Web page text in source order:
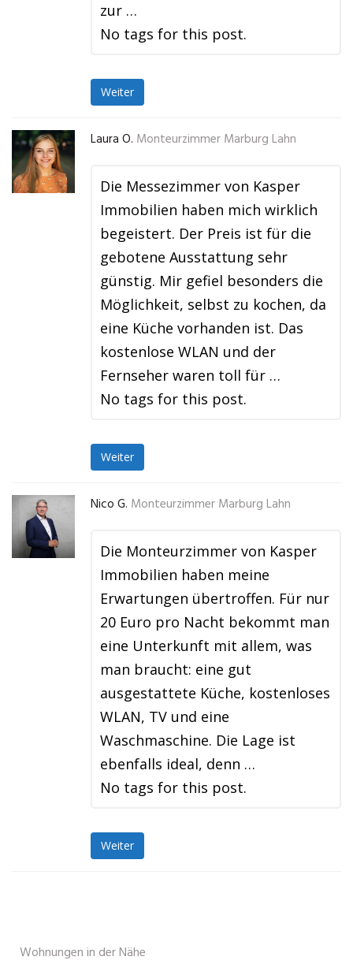
zur …
No tags for this post.
Weiter
Laura O. Monteurzimmer Marburg Lahn
Die Messezimmer von Kasper
Immobilien haben mich wirklich
begeistert. Der Preis ist für die
gebotene Ausstattung sehr
günstig. Mir gefiel besonders die
Möglichkeit, selbst zu kochen, da
eine Küche vorhanden ist. Das
kostenlose WLAN und der
Fernseher waren toll für …
No tags for this post.
Weiter
Nico G. Monteurzimmer Marburg Lahn
Die Monteurzimmer von Kasper
Immobilien haben meine
Erwartungen übertroffen. Für nur
20 Euro pro Nacht bekommt man
eine Unterkunft mit allem, was
man braucht: eine gut
ausgestattete Küche, kostenloses
WLAN, TV und eine
Waschmaschine. Die Lage ist
ebenfalls ideal, denn …
No tags for this post.
Weiter
Wohnungen in der Nähe